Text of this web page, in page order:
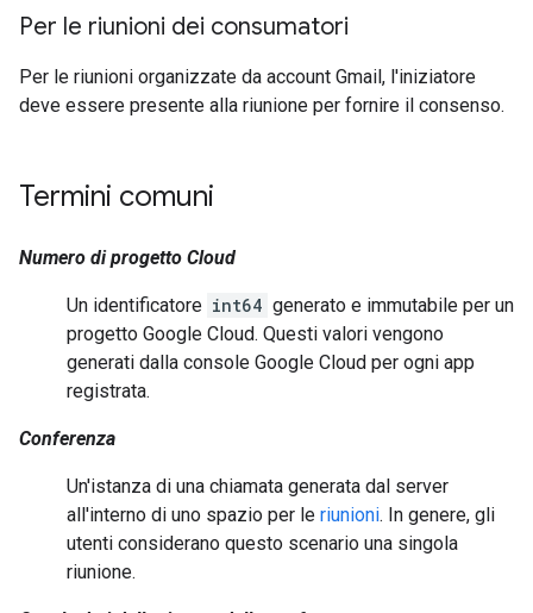
Per le riunioni dei consumatori
Per le riunioni organizzate da account Gmail, l'iniziatore
deve essere presente alla riunione per fornire il consenso.
Termini comuni
Numero di progetto Cloud
Un identificatore int64 generato e immutabile per un
progetto Google Cloud. Questi valori vengono
generati dalla console Google Cloud per ogni app
registrata.
Conferenza
Un'istanza di una chiamata generata dal server
all'interno di uno spazio per le riunioni. In genere, gli
utenti considerano questo scenario una singola
riunione.